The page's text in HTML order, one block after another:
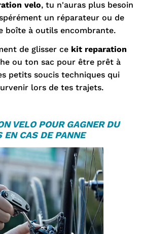
velo, tu n'auras plus besoin
un réparateur ou de
boîte à outils encombrante.
de glisser ce kit reparation
ou ton sac pour être prêt à
petits soucis techniques qui
lors de tes trajets.
VELOPOUR GAGNER DU
EN CAS DE PANNE